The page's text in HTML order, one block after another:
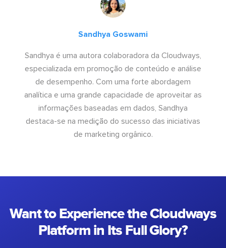
Sandhya Goswami
Sandhya é uma autora colaboradora da Cloudways,
especializada em promoção de conteúdo e análise
de desempenho. Com uma forte abordagem
analítica e uma grande capacidade de aproveitar as
informações baseadas em dados, Sandhya
destaca-se na medição do sucesso das iniciativas
de marketing orgânico.
Want to Experience the Cloudways
Platform in Its Full Glory?